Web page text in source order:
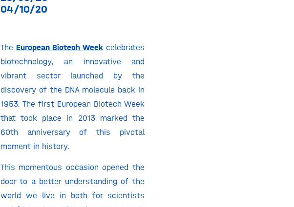
04/10/20
The European Biotech Week celebrates
biotechnology, an innovative and
vibrant sector launched by the
discovery of the DNA molecule back in
1953. The first European Biotech Week
that took place in 2013 marked the
60th anniversary of this pivotal
moment in history.
This momentous occasion opened the
door to a better understanding of the
world we live in both for scientists